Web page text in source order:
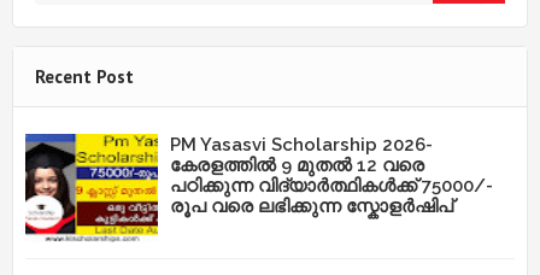
Recent Post
PM Yasasvi Scholarship 2026-
കേരളത്തിൽ 9 മുതൽ 12 വരെ
പഠിക്കുന്ന വിദ്യാർത്ഥികൾക്ക് 75000/-
രൂപ വരെ ലഭിക്കുന്ന സ്കോളർഷിപ്